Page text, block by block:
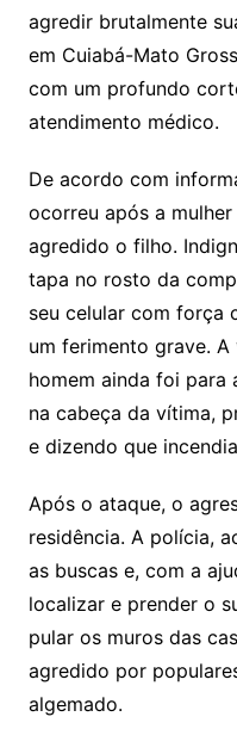
Li
n
k
A
p
p
a
s
a
g
o
k.
c
m
p
e
o
o
l
agredir brutalmente
em Cuiabá-Mato
com um profundo
atendimento médico.
De acordo com
ocorreu após a
agredido o filho.
tapa no rosto da
seu celular com força
um ferimento grave.
homem ainda foi para
na cabeça da vítima,
e dizendo que
Após o ataque, o
residência. A polícia,
as buscas e, com a
localizar e prender o
pular os muros das
agredido por
algemado.